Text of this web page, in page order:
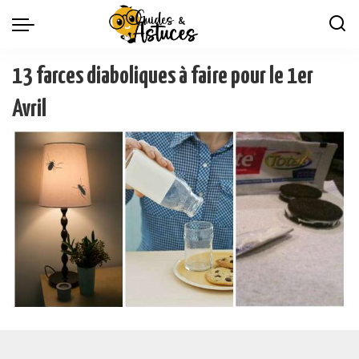
13 farces diaboliques à faire pour le 1er
Avril